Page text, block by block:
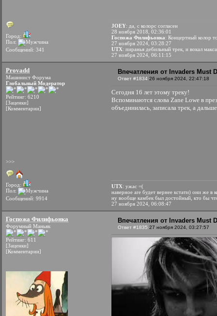
Город:
Пол:
Сообщений: 341
JOEY: да, с колорс согласен
28 ноября 2018, 02:36:01
Госпожа Филифьонка: Концертный колор
27 ноября 2024, 03:28:27
UTX: пиранья дебильный трек, и вокал
27 ноября 2024, 06:11:15
Provadd
Машинист Форума
Глобальный Модератор
Рейтинг: 6210
[Заценки]
[Комментарии]
>>>
Город:
Пол:
Сообщений: 9914
Впечатления от Invaders Must
Ответ #1834 26 ноября 2024, 22:47:18
Сегодня 16 лет этому треку!
Вспоминаются слова Zane Lowe в
объединилась, записала трек, а
UTX: ужас =(
наверное are будет вернее кстати) они же в
ну вообще камбек был достойный, кто бы
27 ноября 2024, 06:08:47
Госпожа Филифьонка
Форумный Маньяк
Рейтинг: 611
[Заценки]
[Комментарии]
Впечатления от Invaders Must
Ответ #1835 27 ноября 2024, 03:27:57